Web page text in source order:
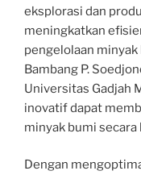
eksplorasi dan
meningkatkan
pengelolaan minyak
Bambang P.
Universitas Gadjah
inovatif dapat
minyak bumi
Dengan